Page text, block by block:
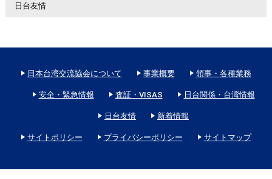
日台友情
日本台湾交流協会について 事業概要 領事・各種業務
安全・緊急情報 査証・VISAS 日台関係・台湾情報
日台友情 新着情報
サイトポリシー プライバシーポリシー サイトマップ